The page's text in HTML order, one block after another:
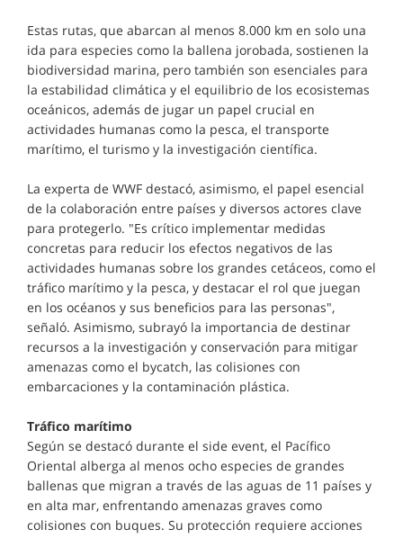
Estas rutas, que abarcan al menos 8.000 km en solo una
ida para especies como la ballena jorobada, sostienen la
biodiversidad marina, pero también son esenciales para
la estabilidad climática y el equilibrio de los ecosistemas
oceánicos, además de jugar un papel crucial en
actividades humanas como la pesca, el transporte
marítimo, el turismo y la investigación científica.
La experta de WWF destacó, asimismo, el papel esencial
de la colaboración entre países y diversos actores clave
para protegerlo. "Es crítico implementar medidas
concretas para reducir los efectos negativos de las
actividades humanas sobre los grandes cetáceos, como el
tráfico marítimo y la pesca, y destacar el rol que juegan
en los océanos y sus beneficios para las personas",
señaló. Asimismo, subrayó la importancia de destinar
recursos a la investigación y conservación para mitigar
amenazas como el bycatch, las colisiones con
embarcaciones y la contaminación plástica.
Tráfico marítimo
Según se destacó durante el side event, el Pacífico
Oriental alberga al menos ocho especies de grandes
ballenas que migran a través de las aguas de 11 países y
en alta mar, enfrentando amenazas graves como
colisiones con buques. Su protección requiere acciones